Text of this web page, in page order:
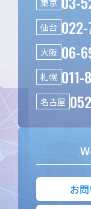
東京
仙台
大阪 06-
札幌
名古屋
お